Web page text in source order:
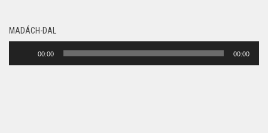
MADÁCH-DAL
00:00 00:00